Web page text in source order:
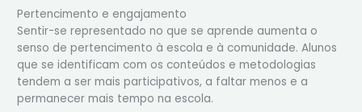
Pertencimento e engajamento
Sentir-se representado no que se aprende aumenta o
senso de pertencimento à escola e à comunidade. Alunos
que se identificam com os conteúdos e metodologias
tendem a ser mais participativos, a faltar menos e a
permanecer mais tempo na escola.